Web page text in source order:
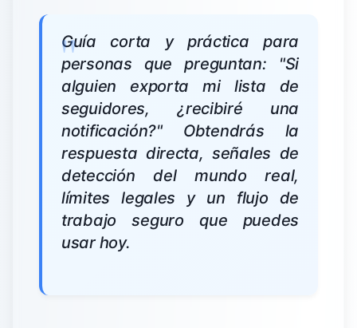
Guía corta y práctica para
personas que preguntan: "Si
alguien exporta mi lista de
seguidores, ¿recibiré una
notificación?" Obtendrás la
respuesta directa, señales de
detección del mundo real,
límites legales y un flujo de
trabajo seguro que puedes
usar hoy.